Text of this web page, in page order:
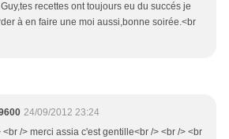
recettes ont toujours eu du succés je
à en faire une moi aussi,bonne soirée.<br
24/09/2012 23:24
<br /> merci assia c'est gentille<br /> <br /> <br